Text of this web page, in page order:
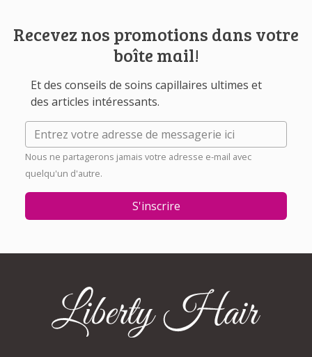
Recevez nos promotions dans votre
boîte mail!
Et des conseils de soins capillaires ultimes et
des articles intéressants.
Nous ne partagerons jamais votre adresse e-mail avec
quelqu'un d'autre.
S'inscrire